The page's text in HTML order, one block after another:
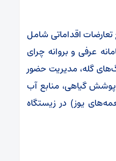
تعارضات اقداماتی شامل
عرفی و بروانه چرای
گله، مدیریت حضور
پوشش گیاهی، منابع آب
یوز) در زیستگاه